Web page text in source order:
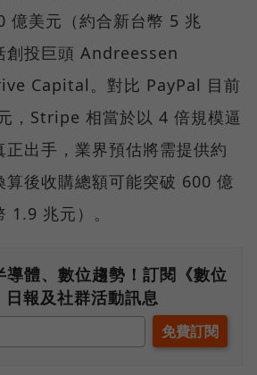
億美元（約合新台幣 5 兆
創投巨頭 Andreessen
Capital。對比 PayPal 目前
，Stripe 相當於以 4 倍規模逼
出手，業界預估將需提供約
算後收購總額可能突破 600 億
1.9 兆元）。
體、數位趨勢！訂閱《數位
日報及社群活動訊息